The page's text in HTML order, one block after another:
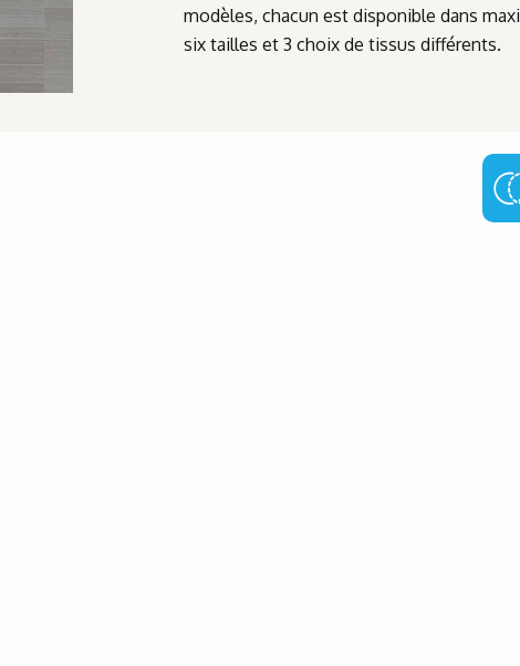
modèles, chacun est disponible dans
six tailles et 3 choix de tissus différents.